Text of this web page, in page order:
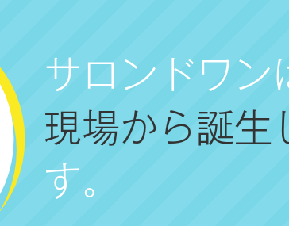
サロンドワン
現場から誕生
す。